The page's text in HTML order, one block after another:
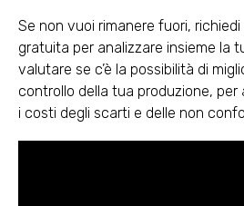
Se non vuoi rimanere fuori,
gratuita per analizzare insieme la
valutare se c’è la possibilità di
controllo della tua produzione,
i costi degli scarti e delle non